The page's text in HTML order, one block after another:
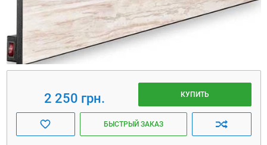
2 250 грн. КУПИТЬ
БЫСТРЫЙ ЗАКАЗ